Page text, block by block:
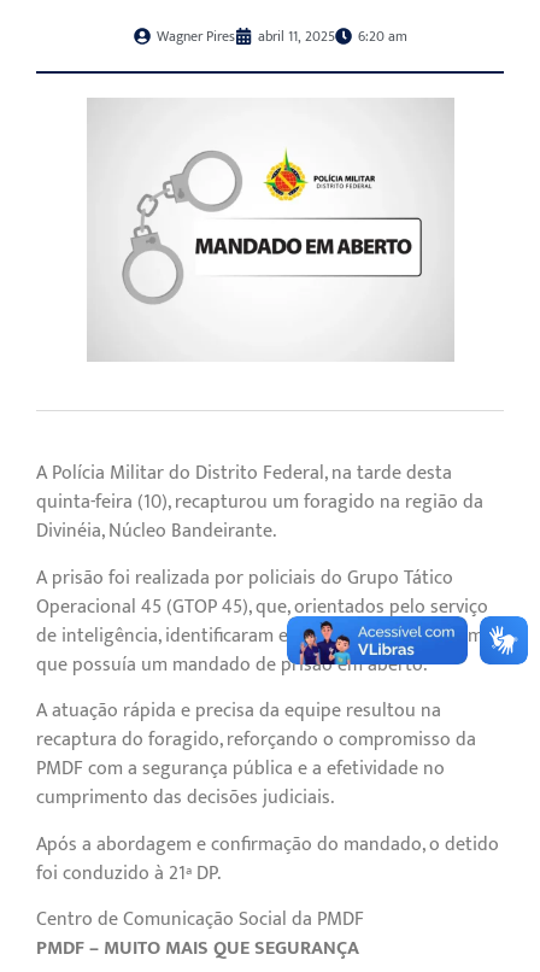
Wagner Pires abril 11, 2025 6:20 am
A Polícia Militar do Distrito Federal, na tarde desta
quinta-feira (10), recapturou um foragido na região da
Divinéia, Núcleo Bandeirante.
A prisão foi realizada por policiais do Grupo Tático
Operacional 45 (GTOP 45), que, orientados pelo serviço
de inteligência, identificaram e abordaram um homem
que possuía um mandado de prisão em aberto.
A atuação rápida e precisa da equipe resultou na
recaptura do foragido, reforçando o compromisso da
PMDF com a segurança pública e a efetividade no
cumprimento das decisões judiciais.
Após a abordagem e confirmação do mandado, o detido
foi conduzido à 21ª DP.
Centro de Comunicação Social da PMDF
PMDF – MUITO MAIS QUE SEGURANÇA